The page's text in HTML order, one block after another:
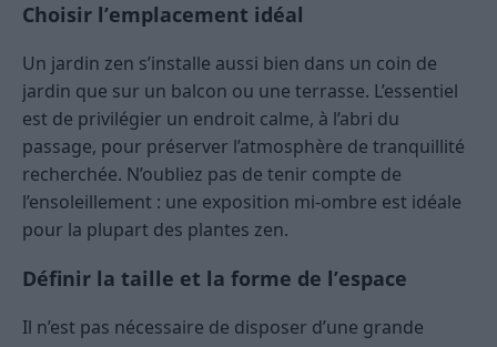
Choisir l’emplacement idéal
Un jardin zen s’installe aussi bien dans un coin de
jardin que sur un balcon ou une terrasse. L’essentiel
est de privilégier un endroit calme, à l’abri du
passage, pour préserver l’atmosphère de tranquillité
recherchée. N’oubliez pas de tenir compte de
l’ensoleillement : une exposition mi-ombre est idéale
pour la plupart des plantes zen.
Définir la taille et la forme de l’espace
Il n’est pas nécessaire de disposer d’une grande